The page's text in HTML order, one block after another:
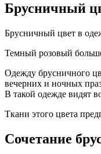
Брусничный
Брусничный цвет в
Темный розовый
Одежду брусничного
вечерних и ночных
В такой одежде видят
Ткани этого цвета
Сочетание